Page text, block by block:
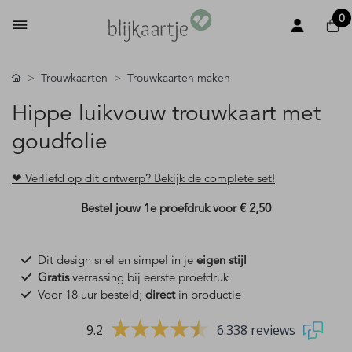
0
Trouwkaarten Trouwkaarten maken
Hippe luikvouw trouwkaart met
goudfolie
❤ Verliefd op dit ontwerp? Bekijk de complete set!
Bestel jouw 1e proefdruk voor€ 2,50
Dit design snel en simpel in je eigen stijl
Gratisverrassing bij eerste proefdruk
Voor 18 uur besteld; directin productie
9.2 6.338 reviews